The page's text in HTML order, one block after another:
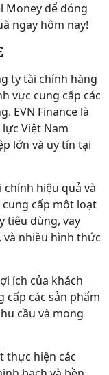
Money để đóng
ngay hôm nay!
ty tài chính hàng
vực cung cấp các
EVN Finance là
Việt Nam
lớn và uy tín tại
chính hiệu quả và
cung cấp một loạt
tiêu dùng, vay
và nhiều hình thức
ích của khách
cấp các sản phẩm
cầu và mong
thực hiện các